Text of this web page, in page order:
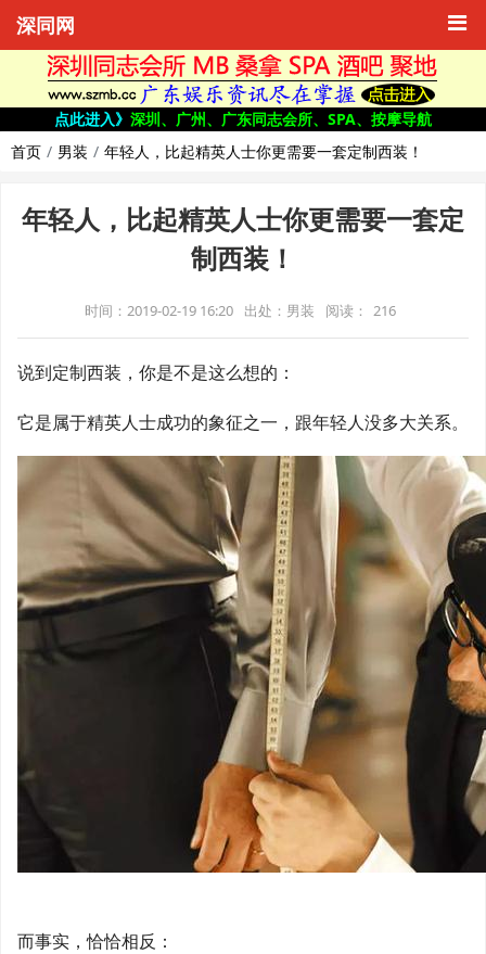
深同网
点此进入》 深圳、广州、广东同志会所、SPA、按摩导航
首页
男装 年轻人，比起精英人士你更需要一套定制西装！
年轻人，比起精英人士你更需要一套定
制西装！
时间：2019-02-19 16:20 出处：男装 阅读： 216
说到定制西装，你是不是这么想的：
它是属于精英人士成功的象征之一，跟年轻人没多大关系。
而事实，恰恰相反：